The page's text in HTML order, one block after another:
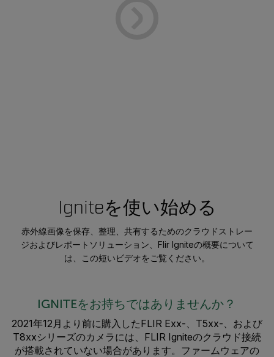
Igniteを使い始める
赤外線画像を保存、整理、共有するためのクラウドストレー
ジおよびレポートソリューション、Flir Igniteの概要について
は、この短いビデオをご覧ください。
IGNITEをお持ちではありませんか？
2021年12月より前に購入したFLIR Exx-、T5xx-、および
T8xxシリーズのカメラには、FLIR Igniteのクラウド接続
が搭載されていない場合があります。ファームウェアの